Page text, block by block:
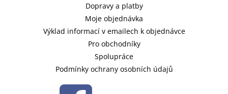
Dopravy a platby
Moje objednávka
Výklad informací v emailech k objednávce
Pro obchodníky
Spolupráce
Podmínky ochrany osobních údajů